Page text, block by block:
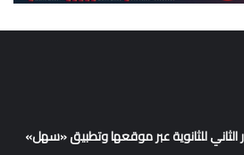
الثاني للثانوية عبر موقعها وتطبيق «سهل»